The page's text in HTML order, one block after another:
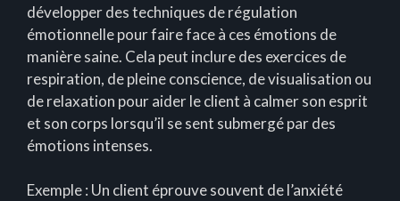
développer des techniques de régulation
émotionnelle pour faire face à ces émotions de
manière saine. Cela peut inclure des exercices de
respiration, de pleine conscience, de visualisation ou
de relaxation pour aider le client à calmer son esprit
et son corps lorsqu’il se sent submergé par des
émotions intenses.
Exemple : Un client éprouve souvent de l’anxiété